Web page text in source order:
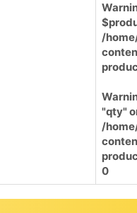
/
"qty"
/
0